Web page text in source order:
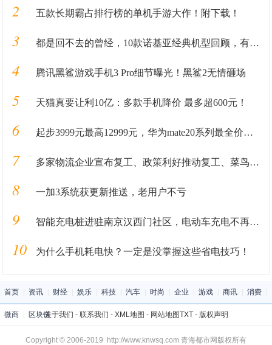
2 五款长期霸占排行榜的单机手游大作！附下载！
3 都是回不去的曾经，10款诺基亚经典机型回顾，有你用过的吗？
4 腾讯黑鲨游戏手机3 Pro细节曝光！黑鲨2无情砸场
5 天猫真要让利10亿：多款手机降价 最多超600元！
6 起步3999元最高12999元，华为mate20系列最全价格奉上
7 多家物流企业宣布复工、政策利好推动复工、菜鸟供应链2万岗位
8 一加3系统获更新推送，老用户不亏
9 智能充电桩进驻南京汉西门社区，电动车充电不再愁！
10 为什么手机耗电快？一定是没掌握这些省电技巧！
首页 资讯 财经 娱乐 科技 汽车 时尚 企业 游戏 商讯 消费
微商 区块链关于我们 - 联系我们 - XML地图 - 网站地图TXT- 版权声明
Copyright © 2006-2019 http://www.knwsq.com 青海都市网版权所有